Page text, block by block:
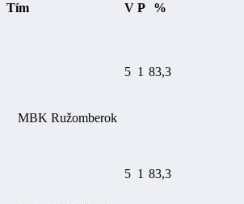
Tím V P %
MBK Ružomberok
5 1 83,3
5 1 83,3